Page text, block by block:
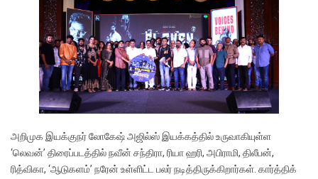
அறிமுக இயக்குநர் லோகேஷ் அஜில்ஸ் இயக்கத்தில் உருவாகியுள்ள
‘லெவன்’ திரைப்படத்தில் நவீன் சந்திரா, ரியா ஹரி, அபிராமி, திலீபன்,
ரித்விகா, ‘ஆடுகளம்’ நரேன் உள்ளிட்ட பலர் நடித்திருக்கிறார்கள். கார்த்திக்